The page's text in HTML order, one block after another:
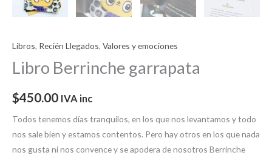
Libros, Recién Llegados, Valores y emociones
Libro Berrinche garrapata
$450.00 IVA inc
Todos tenemos días tranquilos, en los que nos levantamos y todo
nos sale bien y estamos contentos. Pero hay otros en los que nada
nos gusta ni nos convence y se apodera de nosotros Berrinche